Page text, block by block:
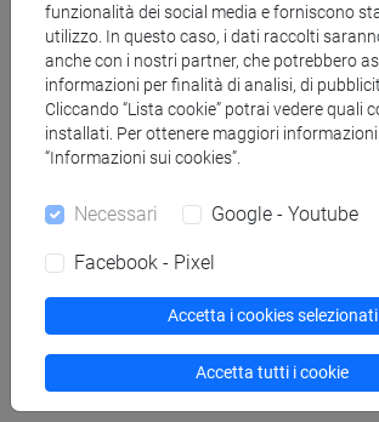
Dopo una ricognizione sulle
tradizioni che precedettero il samā' tra
Occidente, soprattutto nelle culture
nel mondo Mediterraneo antico, ci si
sulla pratica in sé esposta dai
Chiariti questi punti si prenderanno in
casi di samā' in diverse confraternite
Xinjiang e in area indo-pakistana.
Testi di riferimento
funzionalità dei social media e forniscono
utilizzo. In questo caso, i dati raccolti
anche con i nostri partner, che potrebbero
informazioni per finalità di analisi, di
Cliccando “Lista cookie” potrai vedere quali
installati. Per ottenere maggiori
“Informazioni sui cookies”.
Necessari Google - Youtube
Facebook - Pixel
Accetta i cookies selezionati
Accetta tutti i cookie